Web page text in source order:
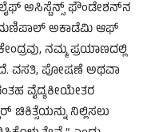
ಅಸಿಸ್ಟೆನ್ಸ್ ಫೌಂಡೇಶನ್‌ನ
“ಮಣಿಪಾಲ್ ಅಕಾಡೆಮಿ ಆಫ್
ನಮ್ಮ ಪ್ರಯಾಣದಲ್ಲಿ
ವಸತಿ, ಪೋಷಣೆ ಅಥವಾ
ವೈದ್ಯಕೀಯೇತರ
ಚಿಕಿತ್ಸೆಯನ್ನು ನಿಲ್ಲಿಸಲು